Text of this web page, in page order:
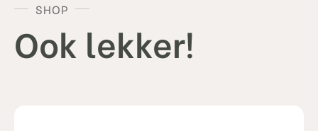
SHOP
Ook lekker!